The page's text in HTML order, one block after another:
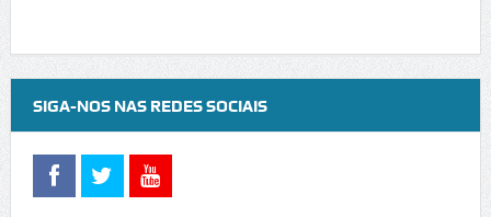
SIGA-NOS NAS REDES SOCIAIS